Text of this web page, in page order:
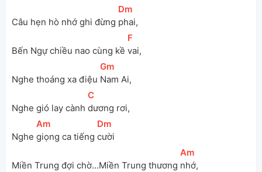
Câu hẹn hò nhớ ghi đừng
[Dm
phai,
Bến Ngự chiều nao cùng kề
[F
vai,
Nghe thoáng xa điệu
[
Gm
Nam Ai,
Nghe gió lay cành
[
C
dương rơi,
Nghe
[
Am
giọng ca tiếng
[Dm
cười
Miền Trung đợi chờ...Miền Trung thương
[
Am
nhớ,